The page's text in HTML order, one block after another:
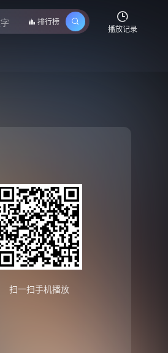
排行榜
播放记录
李昀锐 / 杨晓丹
扫一扫手机播放